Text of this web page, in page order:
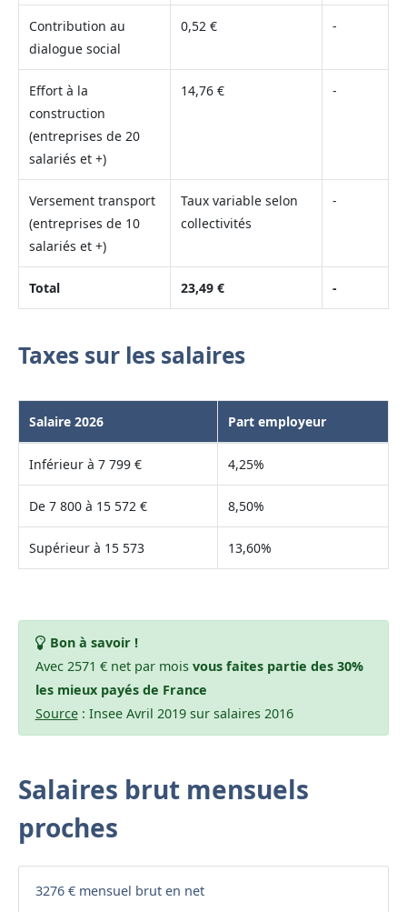
Contribution au
dialogue social
0,52 € -
Effort à la
construction
(entreprises de 20
salariés et +)
14,76 € -
Versement transport
(entreprises de 10
salariés et +)
Taux variable selon
collectivités
-
Total 23,49 € -
Taxes sur les salaires
Salaire 2026 Part employeur
Inférieur à 7 799 € 4,25%
De 7 800 à 15 572 € 8,50%
Supérieur à 15 573 13,60%
Bon à savoir !
Avec 2571 € net par mois vous faites partie des 30%
les mieux payés de France
Source: Insee Avril 2019 sur salaires 2016
Salaires brut mensuels
proches
3276 € mensuel brut en net